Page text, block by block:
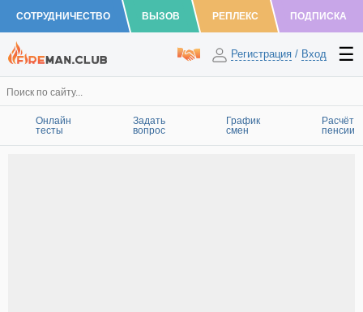
СОТРУДНИЧЕСТВО ВЫЗОВ РЕПЛЕКС ПОДПИСКА
Регистрация / Вход
Онлайн
тесты
Задать
вопрос
График
смен
Расчёт
пенсии